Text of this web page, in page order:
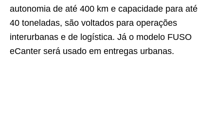
autonomia de até 400 km e capacidade para até
40 toneladas, são voltados para operações
interurbanas e de logística. Já o modelo FUSO
eCanter será usado em entregas urbanas.